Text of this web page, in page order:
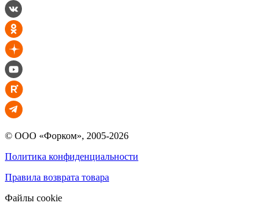
© ООО «Форком», 2005-2026
Политика конфиденциальности
Правила возврата товара
Файлы cookie